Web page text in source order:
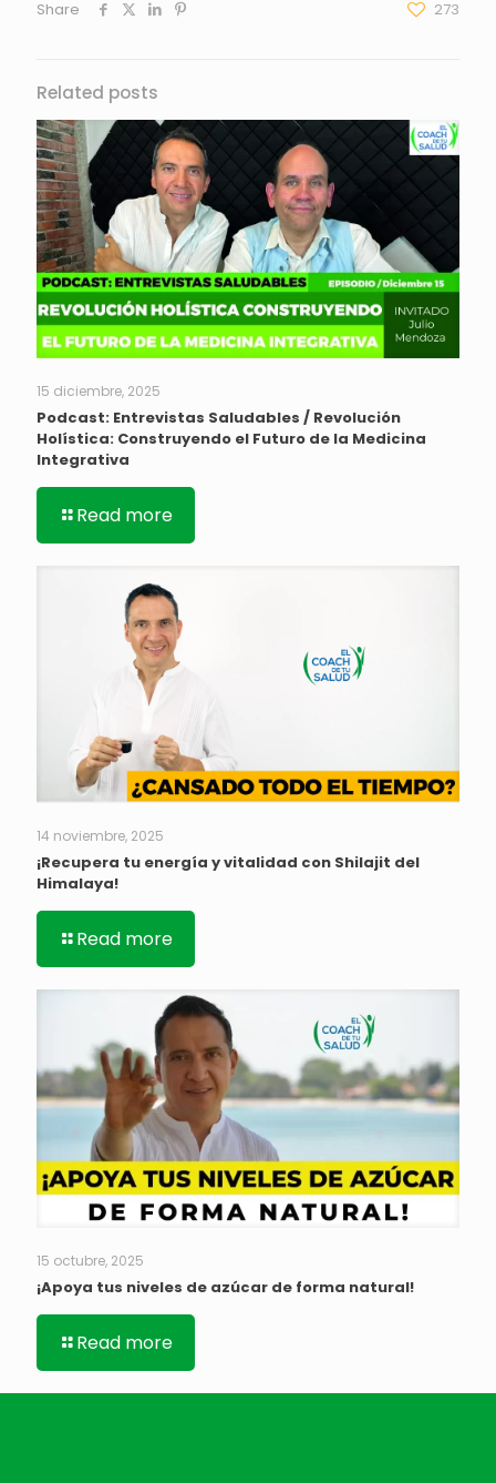
Share 273
Related posts
15 diciembre, 2025
Podcast: Entrevistas Saludables / Revolución
Holística: Construyendo el Futuro de la Medicina
Integrativa
Read more
14 noviembre, 2025
¡Recupera tu energía y vitalidad con Shilajit del
Himalaya!
Read more
15 octubre, 2025
¡Apoya tus niveles de azúcar de forma natural!
Read more